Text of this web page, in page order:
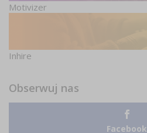
Motivizer
Inhire
Obserwuj nas
Facebook